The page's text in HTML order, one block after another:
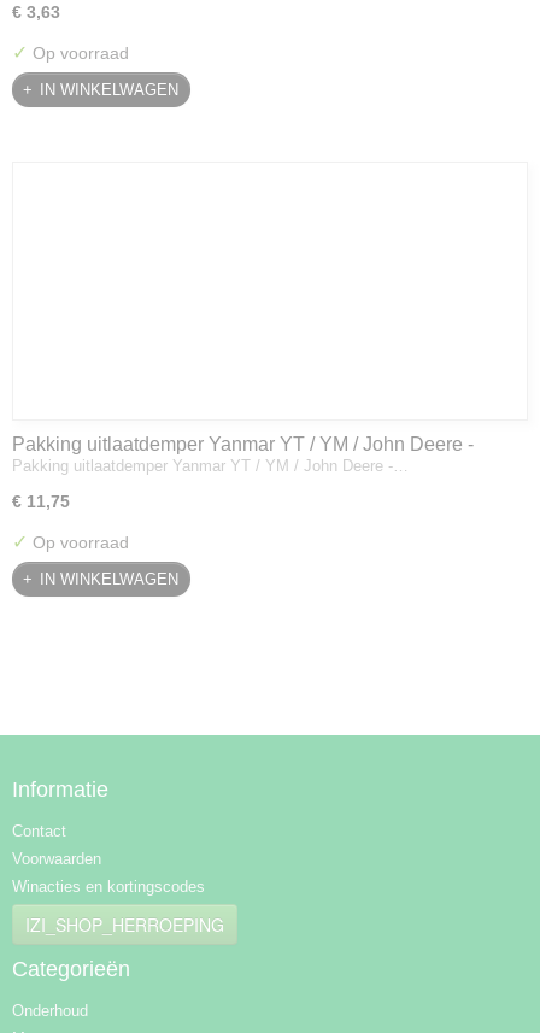
€ 3,63
✓ Op voorraad
IN WINKELWAGEN
Pakking uitlaatdemper Yanmar YT / YM / John Deere -
128300-13230
Pakking uitlaatdemper Yanmar YT / YM / John Deere -…
€ 11,75
✓ Op voorraad
IN WINKELWAGEN
Informatie
Contact
Voorwaarden
Winacties en kortingscodes
IZI_SHOP_HERROEPING
Categorieën
Onderhoud